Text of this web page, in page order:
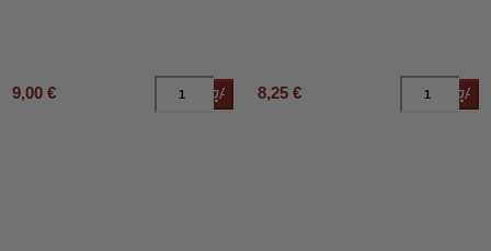
9,00 € Añadir al carrito
8,25 €